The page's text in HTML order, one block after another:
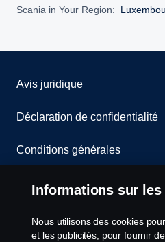
Scania in Your Region:
Avis juridique
Déclaration de confidentialité
Conditions générales
Contactez-nous
Le système de lancement
Informations sur les
Nous utilisons des cookies
et les publicités, pour fournir